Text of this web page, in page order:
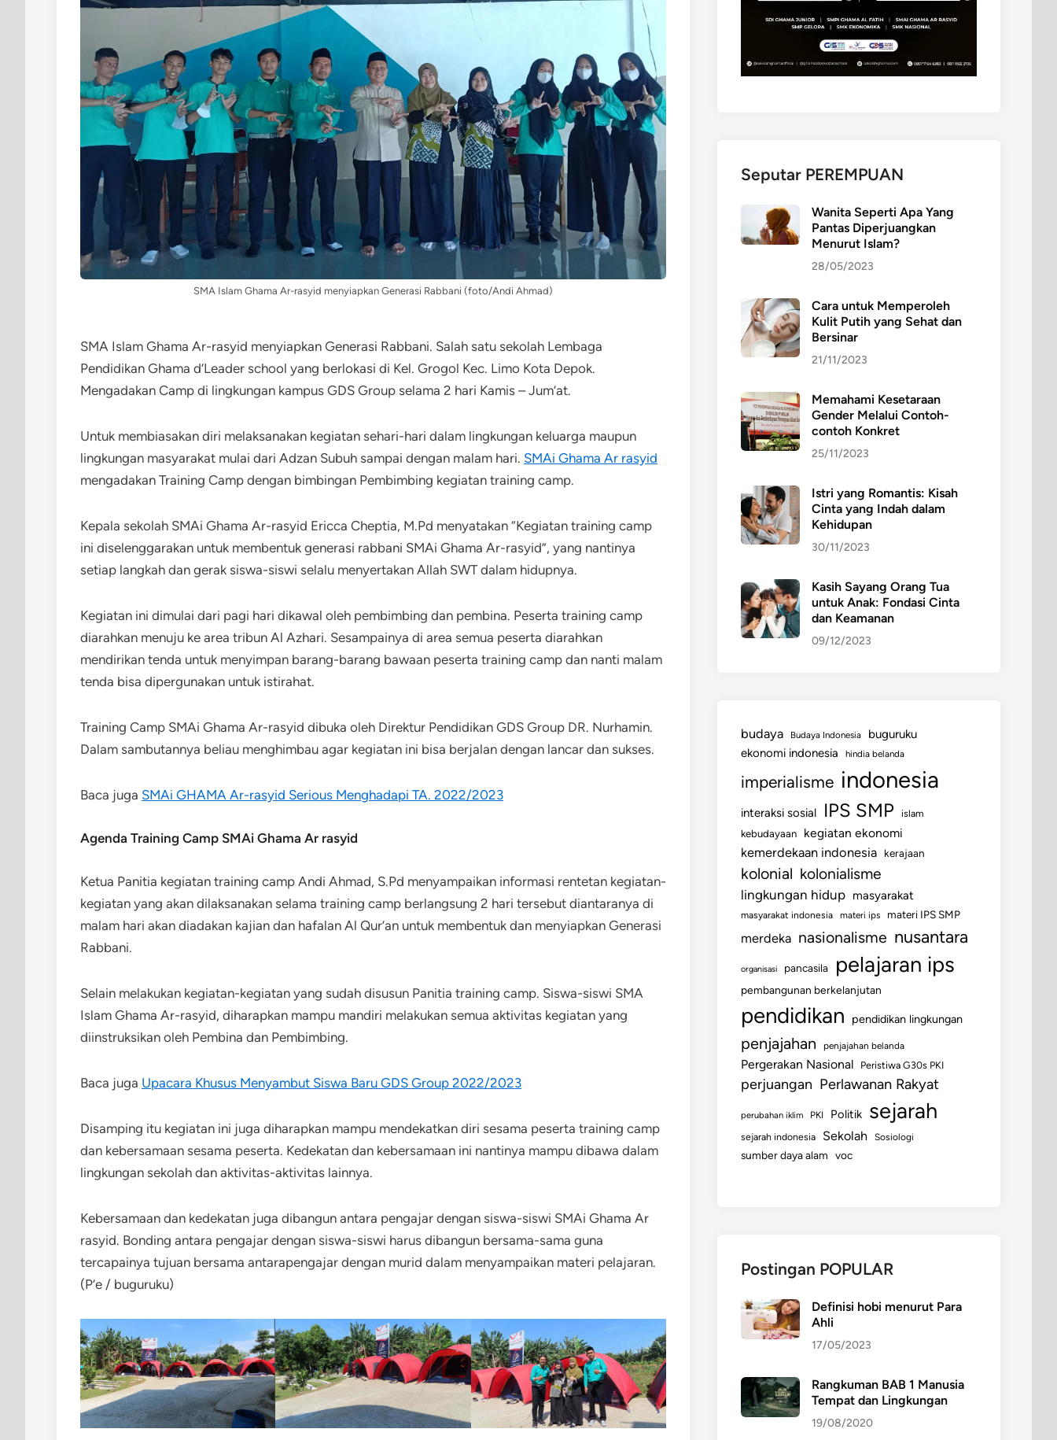
SMA Islam Ghama Ar-rasyid menyiapkan Generasi Rabbani (foto/Andi Ahmad)
SMA Islam Ghama Ar-rasyid menyiapkan Generasi Rabbani. Salah satu sekolah Lembaga
Pendidikan Ghama d’Leader school yang berlokasi di Kel. Grogol Kec. Limo Kota Depok.
Mengadakan Camp di lingkungan kampus GDS Group selama 2 hari Kamis – Jum’at.
Untuk membiasakan diri melaksanakan kegiatan sehari-hari dalam lingkungan keluarga maupun
lingkungan masyarakat mulai dari Adzan Subuh sampai dengan malam hari. SMAi Ghama Ar rasyid
mengadakan Training Camp dengan bimbingan Pembimbing kegiatan training camp.
Kepala sekolah SMAi Ghama Ar-rasyid Ericca Cheptia, M.Pd menyatakan “Kegiatan training camp
ini diselenggarakan untuk membentuk generasi rabbani SMAi Ghama Ar-rasyid”, yang nantinya
setiap langkah dan gerak siswa-siswi selalu menyertakan Allah SWT dalam hidupnya.
Kegiatan ini dimulai dari pagi hari dikawal oleh pembimbing dan pembina. Peserta training camp
diarahkan menuju ke area tribun Al Azhari. Sesampainya di area semua peserta diarahkan
mendirikan tenda untuk menyimpan barang-barang bawaan peserta training camp dan nanti malam
tenda bisa dipergunakan untuk istirahat.
Training Camp SMAi Ghama Ar-rasyid dibuka oleh Direktur Pendidikan GDS Group DR. Nurhamin.
Dalam sambutannya beliau menghimbau agar kegiatan ini bisa berjalan dengan lancar dan sukses.
Baca juga SMAi GHAMA Ar-rasyid Serious Menghadapi TA. 2022/2023
Agenda Training Camp SMAi Ghama Ar rasyid
Ketua Panitia kegiatan training camp Andi Ahmad, S.Pd menyampaikan informasi rentetan kegiatan-
kegiatan yang akan dilaksanakan selama training camp berlangsung 2 hari tersebut diantaranya di
malam hari akan diadakan kajian dan hafalan Al Qur’an untuk membentuk dan menyiapkan Generasi
Rabbani.
Selain melakukan kegiatan-kegiatan yang sudah disusun Panitia training camp. Siswa-siswi SMA
Islam Ghama Ar-rasyid, diharapkan mampu mandiri melakukan semua aktivitas kegiatan yang
diinstruksikan oleh Pembina dan Pembimbing.
Baca juga Upacara Khusus Menyambut Siswa Baru GDS Group 2022/2023
Disamping itu kegiatan ini juga diharapkan mampu mendekatkan diri sesama peserta training camp
dan kebersamaan sesama peserta. Kedekatan dan kebersamaan ini nantinya mampu dibawa dalam
lingkungan sekolah dan aktivitas-aktivitas lainnya.
Kebersamaan dan kedekatan juga dibangun antara pengajar dengan siswa-siswi SMAi Ghama Ar
rasyid. Bonding antara pengajar dengan siswa-siswi harus dibangun bersama-sama guna
tercapainya tujuan bersama antarapengajar dengan murid dalam menyampaikan materi pelajaran.
(P’e / buguruku)
Seputar PEREMPUAN
Wanita Seperti Apa Yang
Pantas Diperjuangkan
Menurut Islam?
28/05/2023
Cara untuk Memperoleh
Kulit Putih yang Sehat dan
Bersinar
21/11/2023
Memahami Kesetaraan
Gender Melalui Contoh-
contoh Konkret
25/11/2023
Istri yang Romantis: Kisah
Cinta yang Indah dalam
Kehidupan
30/11/2023
Kasih Sayang Orang Tua
untuk Anak: Fondasi Cinta
dan Keamanan
09/12/2023
budaya Budaya Indonesia
buguruku
ekonomi indonesia
hindia belanda
imperialisme indonesia
interaksi sosial IPS SMP
islam
kebudayaan
kegiatan ekonomi
kemerdekaan indonesia kerajaan
kolonial kolonialisme
lingkungan hidup masyarakat
masyarakat indonesia materi ips materi IPS SMP
merdeka nasionalisme nusantara
organisasi pancasila pelajaran ips
pembangunan berkelanjutan
pendidikan pendidikan lingkungan
penjajahan penjajahan belanda
Pergerakan Nasional Peristiwa G30s PKI
perjuangan Perlawanan Rakyat
perubahan iklim PKI Politik sejarah
sejarah indonesia Sekolah Sosiologi
sumber daya alam voc
Postingan POPULAR
Definisi hobi menurut Para
Ahli
17/05/2023
Rangkuman BAB 1 Manusia
Tempat dan Lingkungan
19/08/2020